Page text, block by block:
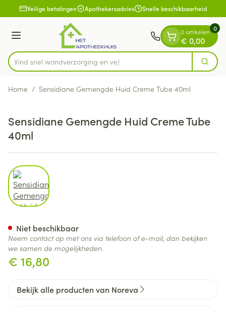
Ga naar de inhoud
1 van 1Veilige betalingen Apothekersadvies Snelle beschikbaarheid
Menu
Product, merk, categorie...
Vind snel wondverzorging Zoek
0 artikelen
€ 0,00
0
Home / Sensidiane Gemengde Huid Creme Tube 40ml
Sensidiane Gemengde Huid Creme Tube
40ml
View larger image
€ 16,80
Niet beschikbaar
Neem contact op met ons via telefoon of e-mail, dan bekijken
we samen de mogelijkheden.
Bekijk alle producten van Noreva